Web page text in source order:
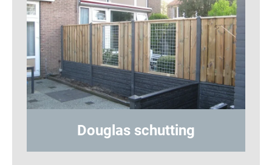
Hout-